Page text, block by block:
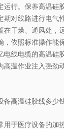
行。保养高温硅
对线路进行电气
干燥、通风处，
依照标准操作能
电线电缆的高温硅
温作业注入强劲
备高温硅胶线多少
于医疗设备的加